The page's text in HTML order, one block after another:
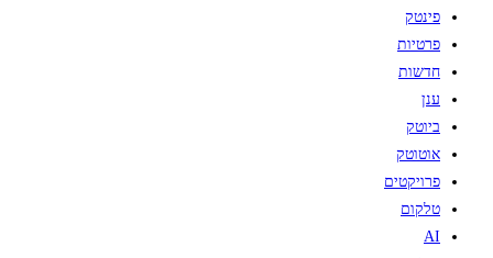
פינטק
פרטיות
חדשות
ענן
ביוטק
אוטוטק
פרויקטים
טלקום
AI